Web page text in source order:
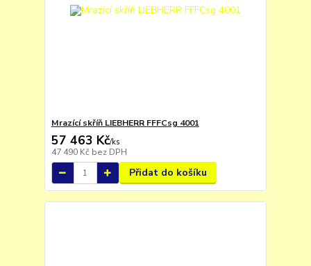
Mrazící skříň LIEBHERR FFFCsg 4001
57 463 Kč/ks
47 490 Kč bez DPH
Přidat do košíku